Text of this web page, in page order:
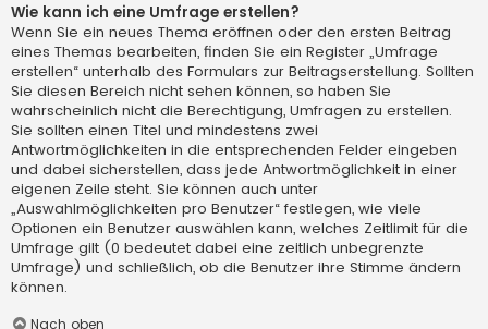
Wie kann ich eine Umfrage erstellen?
Wenn Sie ein neues Thema eröffnen oder den ersten Beitrag
eines Themas bearbeiten, finden Sie ein Register „Umfrage
erstellen“ unterhalb des Formulars zur Beitragserstellung. Sollten
Sie diesen Bereich nicht sehen können, so haben Sie
wahrscheinlich nicht die Berechtigung, Umfragen zu erstellen.
Sie sollten einen Titel und mindestens zwei
Antwortmöglichkeiten in die entsprechenden Felder eingeben
und dabei sicherstellen, dass jede Antwortmöglichkeit in einer
eigenen Zeile steht. Sie können auch unter
„Auswahlmöglichkeiten pro Benutzer“ festlegen, wie viele
Optionen ein Benutzer auswählen kann, welches Zeitlimit für die
Umfrage gilt (0 bedeutet dabei eine zeitlich unbegrenzte
Umfrage) und schließlich, ob die Benutzer ihre Stimme ändern
können.
Nach oben